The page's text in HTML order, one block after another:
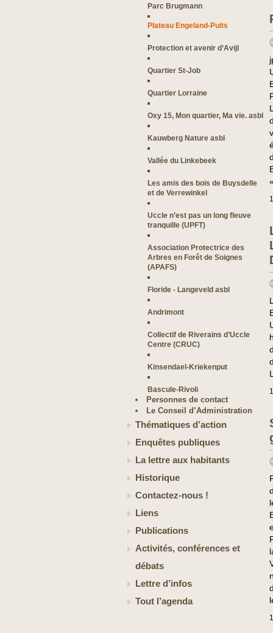
Parc Brugmann
Plateau Engeland-Puits
Protection et avenir d’Avijl
Quartier St-Job
Quartier Lorraine
Oxy 15, Mon quartier, Ma vie. asbl
Kauwberg Nature asbl
Vallée du Linkebeek
Les amis des bois de Buysdelle
et de Verrewinkel
Uccle n’est pas un long fleuve
tranquille (UPFT)
Association Protectrice des
Arbres en Forêt de Soignes
(APAFS)
Floride - Langeveld asbl
Andrimont
Collectif de Riverains d’Uccle
Centre (CRUC)
Kinsendael-Kriekenput
Bascule-Rivoli
Personnes de contact
Le Conseil d’Administration
Thématiques d’action
Enquêtes publiques
La lettre aux habitants
Historique
Contactez-nous !
Liens
Publications
Activités, conférences et
débats
Lettre d’infos
Tout l’agenda